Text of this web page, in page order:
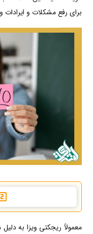
برای رفع مشکلات و ایرادات
معمولاً ریجکتی ویزا به